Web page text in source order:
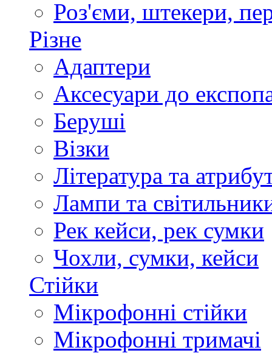
Роз'єми, штекери,
Різне
Адаптери
Аксесуари до
Беруші
Візки
Література та
Лампи та
Рек кейси, рек сумки
Чохли, сумки, кейси
Стійки
Мікрофонні стійки
Мікрофонні тримачі